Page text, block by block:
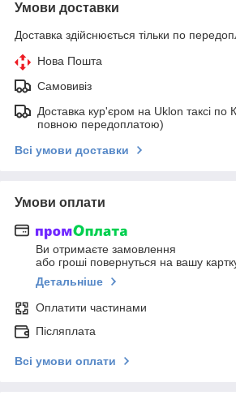
Умови доставки
Доставка здійснюється тільки по
Нова Пошта
Самовивіз
Доставка кур'єром на Uklon таксі по
повною передоплатою)
Всі умови доставки
Умови оплати
Ви отримаєте замовлення
або гроші повернуться на вашу
Детальніше
Оплатити частинами
Післяплата
Всі умови оплати